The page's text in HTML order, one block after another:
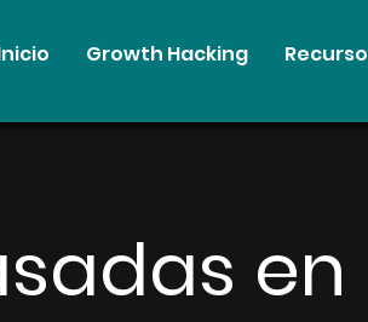
Growth Hacking
en